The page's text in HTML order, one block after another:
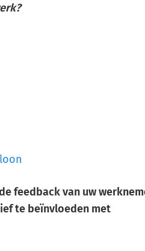
feedback van uw
te beïnvloeden met